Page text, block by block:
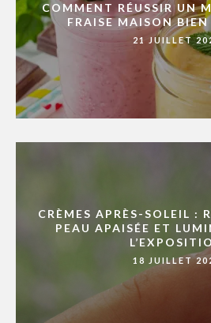
COMMENT RÉUSSIR UN
FRAISE MAISON BIEN
21 JUILLET
CRÈMES APRÈS-SOLEIL :
PEAU APAISÉE ET
18 JUILLET